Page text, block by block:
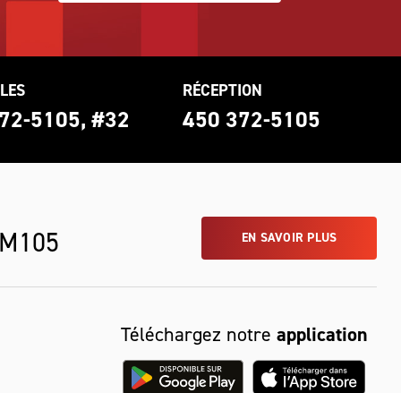
5105, #32
RÉCEPTION
450 372-5105
EN SAVOIR PLUS
Téléchargez notre application